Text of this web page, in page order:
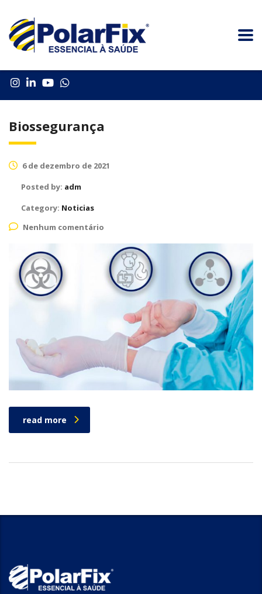
Biossegurança
6 de dezembro de 2021
Posted by: adm
Category: Noticias
Nenhum comentário
read more